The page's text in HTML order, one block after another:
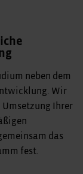
neben dem
Wir
Umsetzung Ihrer
das
fest.